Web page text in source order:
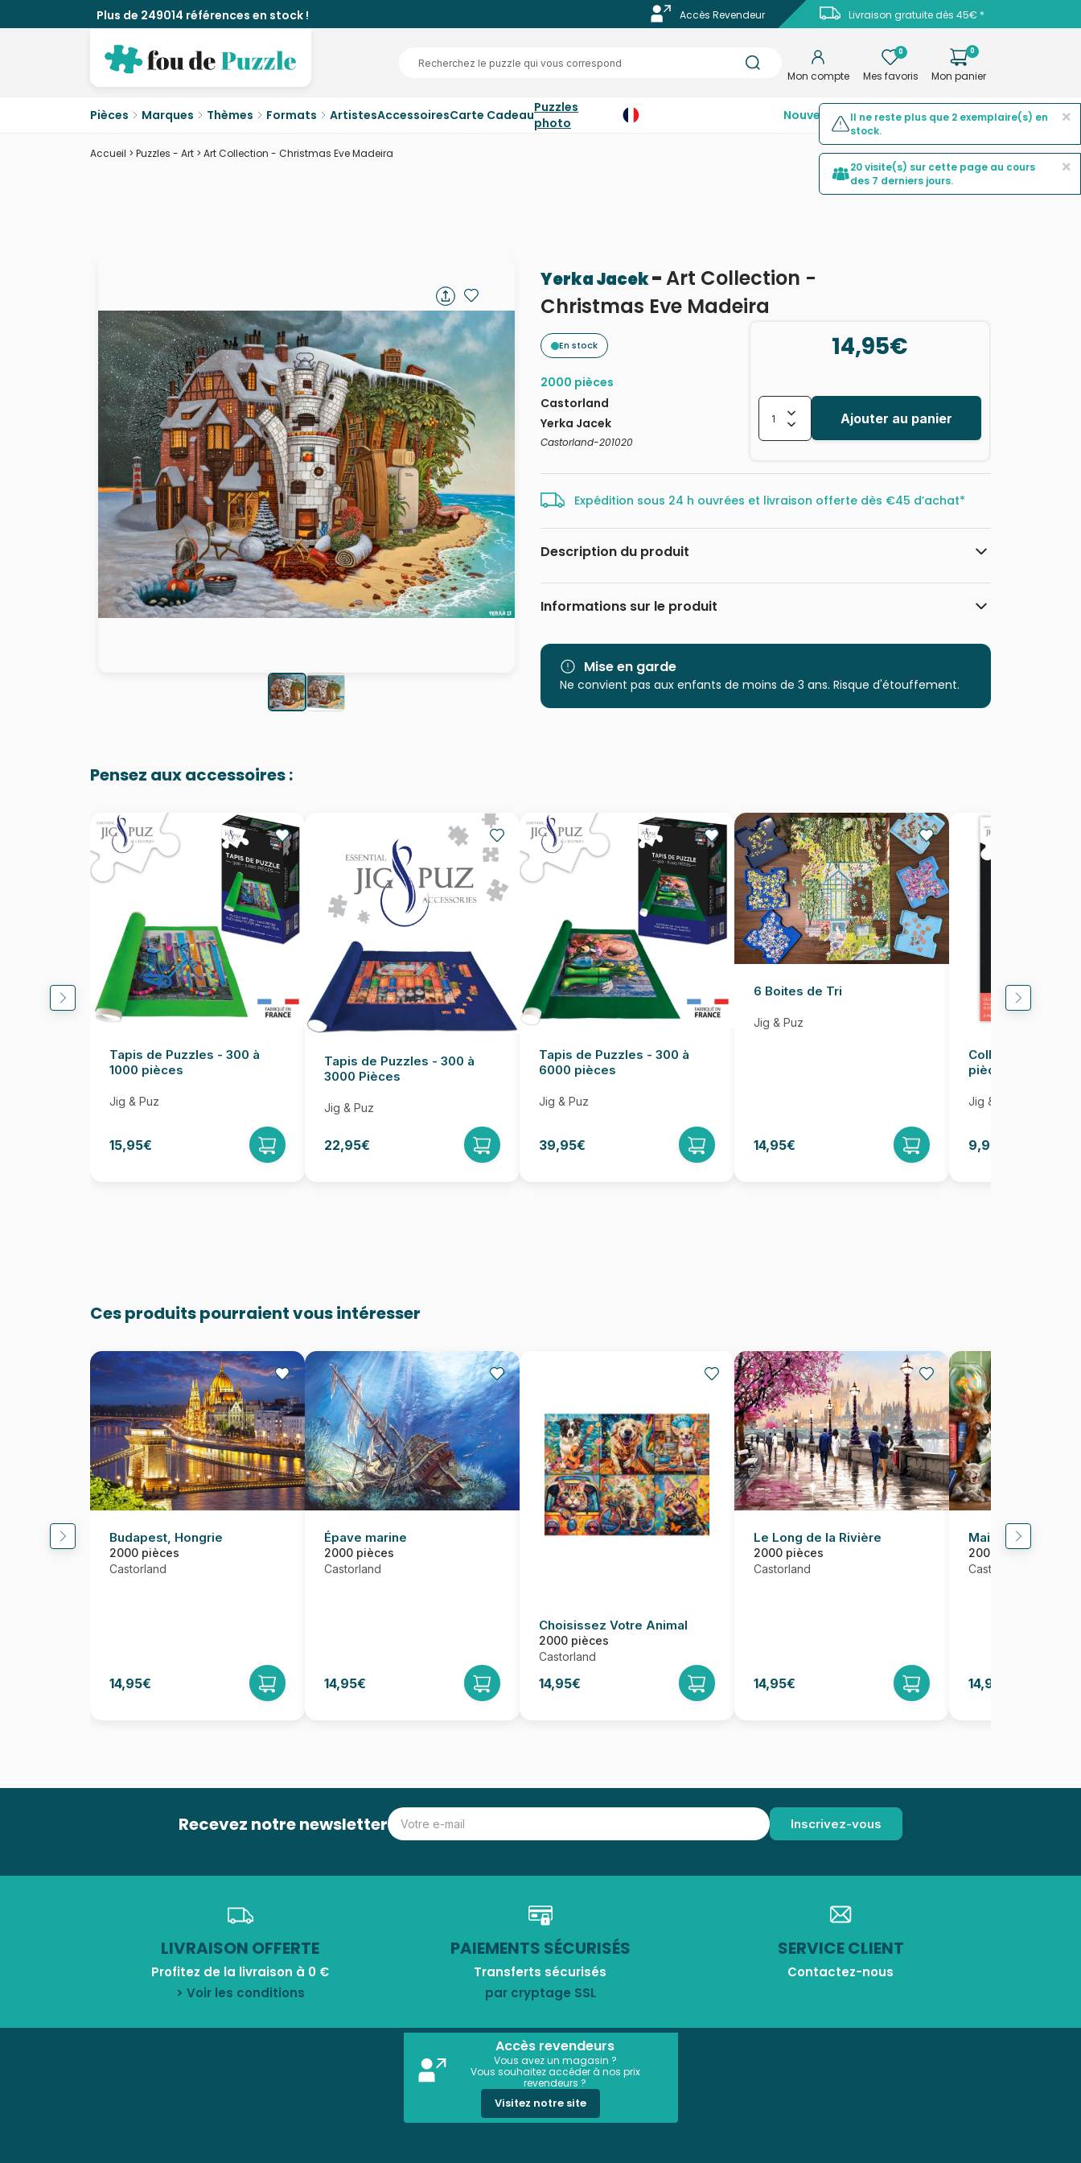
Plus de 249014 références en stock ! Livraison gratuite dès 45€ *
Accès Revendeur
Mon compte
0
Mes favoris
0
Mon panier
Pièces Marques Thèmes Formats ArtistesAccessoiresCarte CadeauPuzzles
photo
NouveautésTop ventesPromotions
Accueil > Puzzles - Art > Art Collection - Christmas Eve Madeira
Yerka Jacek-Art Collection -
Christmas Eve Madeira
En stock
2000 pièces
Castorland
Yerka Jacek
Castorland-201020
14,95€
Ajouter au panier
Expédition sous 24 h ouvrées et livraison offerte dès €45 d’achat*
Description du produit
Jacek Yerka
Informations sur le produit
Catégorie
Puzzles - Art
Age
Puzzle pour Adultes (500 à 48.000
Nombre de pièces
2000 pièces
Dimensions
92 x 68 cm
Mise en garde
Ne convient pas aux enfants de moins de 3 ans. Risque d'étouffement.
Pensez aux accessoires :
Tapis de Puzzles - 300 à
1000 pièces
Jig & Puz
15,95€
Tapis de Puzzles - 300 à
3000 Pièces
Jig & Puz
22,95€
Tapis de Puzzles - 300 à
6000 pièces
Jig & Puz
39,95€
6 Boites de Tri
Jig & Puz
14,95€
Colle pour Puzzle
pièces
Jig & Puz
9,95€
Ces produits pourraient vous intéresser
Budapest, Hongrie
2000 pièces
Castorland
14,95€
Épave marine
2000 pièces
Castorland
14,95€
Choisissez Votre Animal
2000 pièces
Castorland
14,95€
Le Long de la Rivière
2000 pièces
Castorland
14,95€
Maison des Chats
2000 pièces
Castorland
14,95€
Recevez notre newsletter
LIVRAISON OFFERTE
Profitez de la livraison à 0 €
> Voir les conditions
PAIEMENTS SÉCURISÉS
Transferts sécurisés
par cryptage SSL
SERVICE CLIENT
Contactez-nous
Accès revendeurs
Vous avez un magasin ?
Vous souhaitez accéder à nos prix
revendeurs ?
Visitez notre site
×
Il ne reste plus que 2 exemplaire(s) en
stock.
×
20 visite(s) sur cette page au cours
des 7 derniers jours.